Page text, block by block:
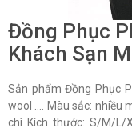
Đồng Phục
Khách Sạn
Sản phẩm Đồng Phục
wool …. Màu sắc: nhiều
chì Kích thước: S/M/L/